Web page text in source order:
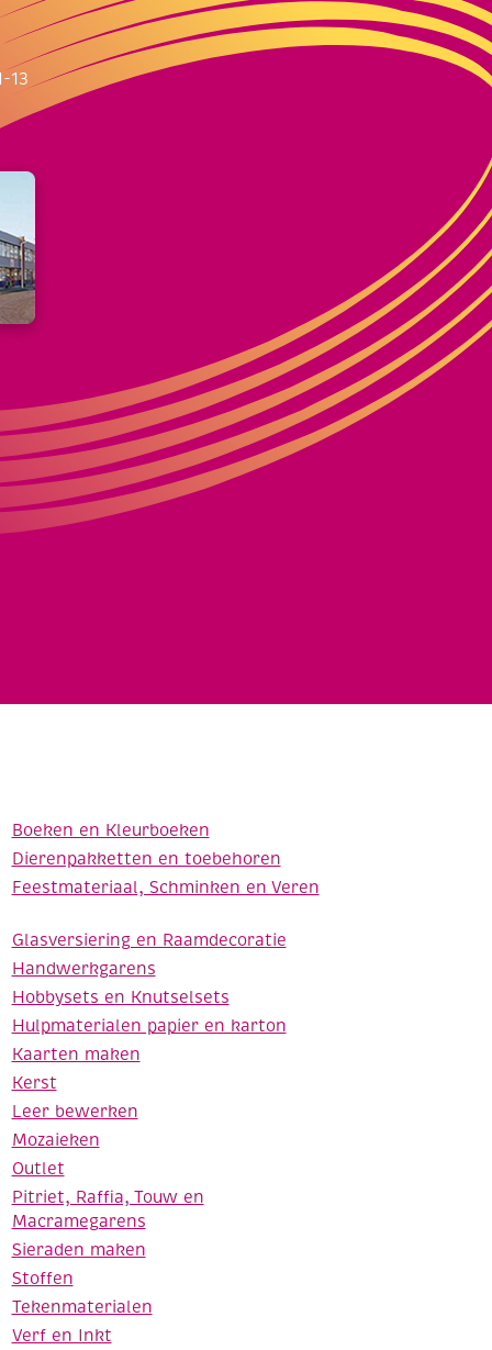
13
Boeken en Kleurboeken
Dierenpakketten en toebehoren
Feestmateriaal, Schminken en Veren
Glasversiering en Raamdecoratie
Handwerkgarens
Hobbysets en Knutselsets
Hulpmaterialen papier en karton
Kaarten maken
Kerst
Leer bewerken
Mozaieken
Outlet
Pitriet, Raffia, Touw en
Macramegarens
Sieraden maken
Stoffen
Tekenmaterialen
Verf en Inkt